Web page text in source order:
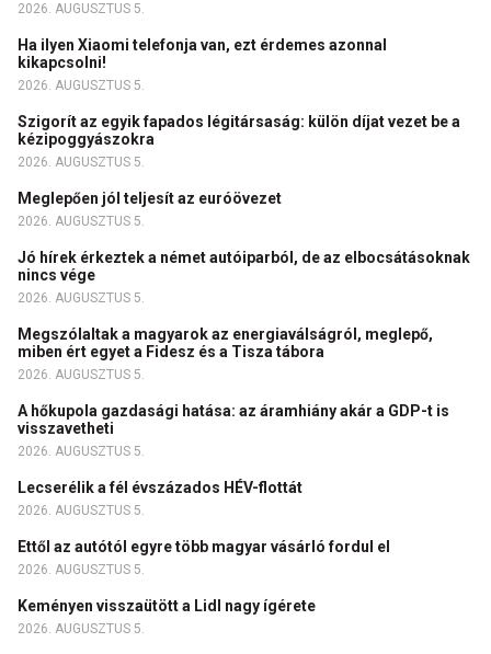
2026. AUGUSZTUS 5.
Ha ilyen Xiaomi telefonja van, ezt érdemes azonnal
kikapcsolni!
2026. AUGUSZTUS 5.
Szigorít az egyik fapados légitársaság: külön díjat vezet be a
kézipoggyászokra
2026. AUGUSZTUS 5.
Meglepően jól teljesít az euróövezet
2026. AUGUSZTUS 5.
Jó hírek érkeztek a német autóiparból, de az elbocsátásoknak
nincs vége
2026. AUGUSZTUS 5.
Megszólaltak a magyarok az energiaválságról, meglepő,
miben ért egyet a Fidesz és a Tisza tábora
2026. AUGUSZTUS 5.
A hőkupola gazdasági hatása: az áramhiány akár a GDP-t is
visszavetheti
2026. AUGUSZTUS 5.
Lecserélik a fél évszázados HÉV-flottát
2026. AUGUSZTUS 5.
Ettől az autótól egyre több magyar vásárló fordul el
2026. AUGUSZTUS 5.
Keményen visszaütött a Lidl nagy ígérete
2026. AUGUSZTUS 5.